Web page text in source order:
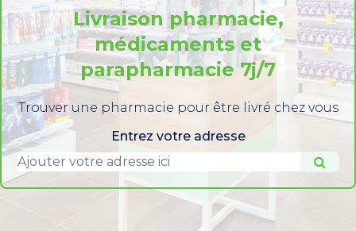
Livraison pharmacie,
médicaments et
parapharmacie 7j/7
Trouver une pharmacie pour être livré chez vous
Entrez votre adresse